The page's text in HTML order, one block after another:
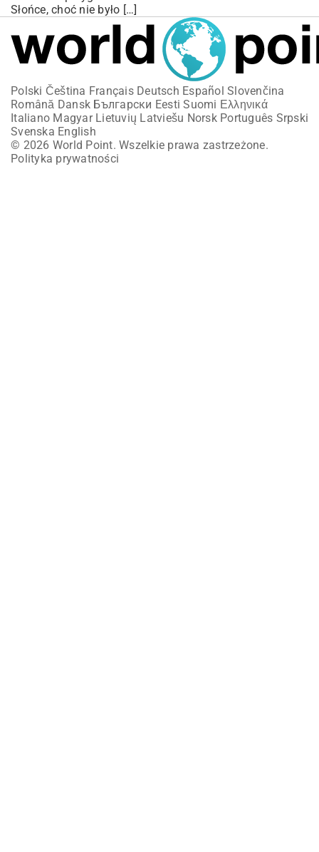
Słońce, choć nie było […]
Polski Čeština Français Deutsch Español Slovenčina
Română Dansk Български Eesti Suomi Ελληνικά
Italiano Magyar Lietuvių Latviešu Norsk Português Srpski
Svenska English
© 2026 World Point. Wszelkie prawa zastrzeżone.
Polityka prywatności